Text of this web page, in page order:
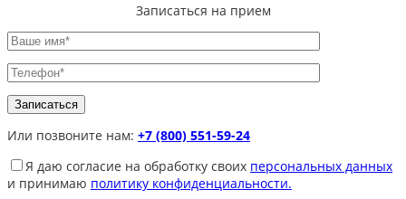
Записаться на прием
Или позвоните нам: +7 (800) 551-59-24
Я даю согласие на обработку своих персональных данных
и принимаю политику конфиденциальности.